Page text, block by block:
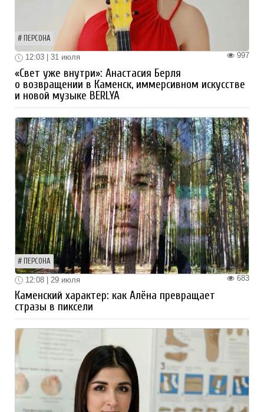
ПЕРСОНА
997
12:03 | 31 июля
«Свет уже внутри»: Анастасия Берля
о возвращении в Каменск, иммерсивном искусстве
и новой музыке BERLYA
ПЕРСОНА
683
12:08 | 29 июля
Каменский характер: как Алёна превращает
стразы в пиксели